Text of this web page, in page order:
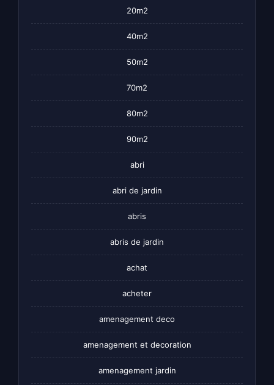
20m2
40m2
50m2
70m2
80m2
90m2
abri
abri de jardin
abris
abris de jardin
achat
acheter
amenagement deco
amenagement et decoration
amenagement jardin